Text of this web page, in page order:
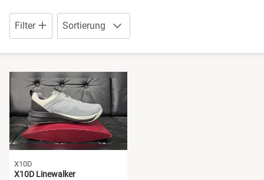
Filter Sortierung
X10D
X10D Linewalker
Sandalen
Schuhe mit Klettverschluss
Sneaker
Stiefel
Wanderschuhe
Pantoletten
Sandalen
Schuhe mit Klettverschluss
Sneaker
Wanderschuhe